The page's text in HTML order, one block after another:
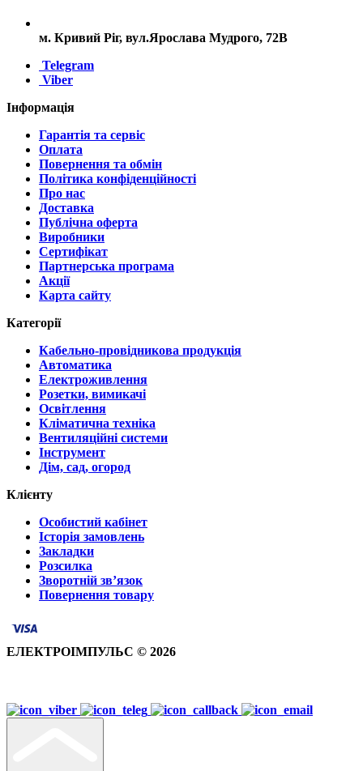
м. Кривий Ріг, вул.Ярослава Мудрого, 72В
Telegram
Viber
Інформація
Гарантія та сервіс
Оплата
Повернення та обмін
Політика конфіденційності
Про нас
Доставка
Публічна оферта
Виробники
Сертифікат
Партнерська програма
Акції
Карта сайту
Категорії
Кабельно-провідникова продукція
Автоматика
Електроживлення
Розетки, вимикачі
Освітлення
Кліматична техніка
Вентиляційні системи
Інструмент
Дім, сад, огород
Клієнту
Особистий кабінет
Історія замовлень
Закладки
Розсилка
Зворотній зв’язок
Повернення товару
ЕЛЕКТРОІМПУЛЬС © 2026